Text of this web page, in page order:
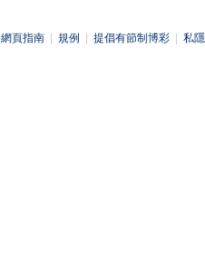
網頁指南 規例 提倡有節制博彩 私